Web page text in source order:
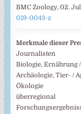
BMC Zoology, 02.
019-0043-z
Merkmale dieser
Journalisten
Biologie, Ernährung
Archäologie, Tier- /
Ökologie
überregional